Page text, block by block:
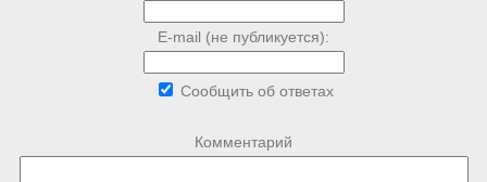
E-mail (не публикуется):
Сообщить об ответах
Комментарий